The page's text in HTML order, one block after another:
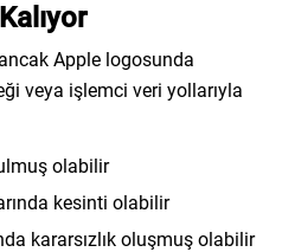
Apple logosunda
veya işlemci veri yollarıyla
olabilir
kesinti olabilir
kararsızlık oluşmuş olabilir